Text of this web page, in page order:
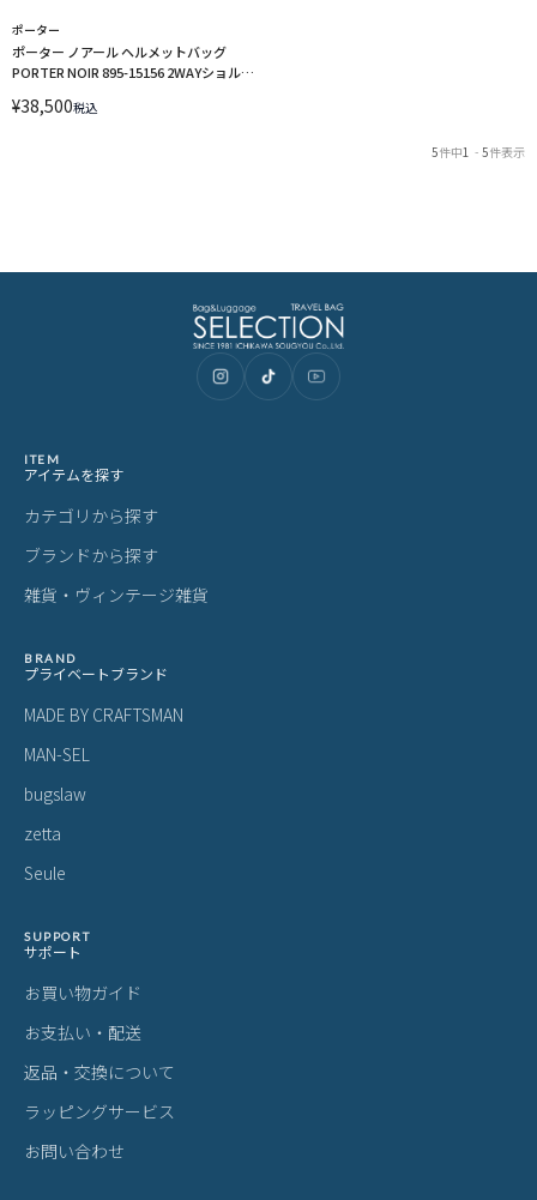
ポーター
ポーター ノアール ヘルメットバッグ
PORTER NOIR 895-15156 2WAYショルダ
PORTER
¥38,500税込
5件中1 - 5件表示
ITEM
アイテムを探す
カテゴリから探す
ブランドから探す
雑貨・ヴィンテージ雑貨
BRAND
プライベートブランド
MADE BY CRAFTSMAN
MAN-SEL
bugslaw
zetta
Seule
SUPPORT
サポート
お買い物ガイド
お支払い・配送
返品・交換について
ラッピングサービス
お問い合わせ